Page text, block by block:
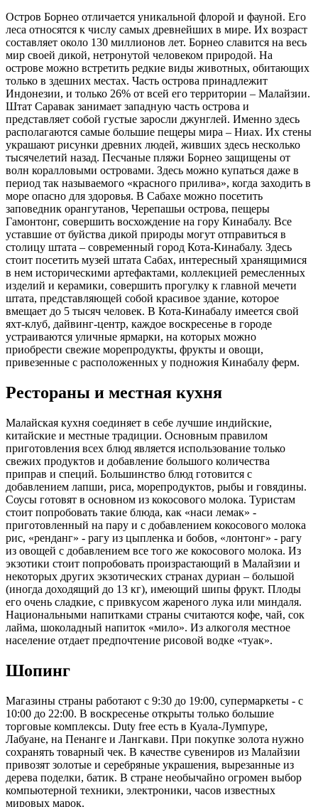
Остров Борнео отличается уникальной флорой и фауной. Его
леса относятся к числу самых древнейших в мире. Их возраст
составляет около 130 миллионов лет. Борнео славится на весь
мир своей дикой, нетронутой человеком природой. На
острове можно встретить редкие виды животных, обитающих
только в здешних местах. Часть острова принадлежит
Индонезии, и только 26% от всей его территории – Малайзии.
Штат Саравак занимает западную часть острова и
представляет собой густые заросли джунглей. Именно здесь
располагаются самые большие пещеры мира – Ниах. Их стены
украшают рисунки древних людей, живших здесь несколько
тысячелетий назад. Песчаные пляжи Борнео защищены от
волн коралловыми островами. Здесь можно купаться даже в
период так называемого «красного прилива», когда заходить в
море опасно для здоровья. В Сабахе можно посетить
заповедник орангутанов, Черепашьи острова, пещеры
Гамонтонг, совершить восхождение на гору Кинабалу. Все
уставшие от буйства дикой природы могут отправиться в
столицу штата – современный город Кота-Кинабалу. Здесь
стоит посетить музей штата Сабах, интересный хранящимися
в нем историческими артефактами, коллекцией ремесленных
изделий и керамики, совершить прогулку к главной мечети
штата, представляющей собой красивое здание, которое
вмещает до 5 тысяч человек. В Кота-Кинабалу имеется свой
яхт-клуб, дайвинг-центр, каждое воскресенье в городе
устраиваются уличные ярмарки, на которых можно
приобрести свежие морепродукты, фрукты и овощи,
привезенные с расположенных у подножия Кинабалу ферм.
Рестораны и местная кухня
Малайская кухня соединяет в себе лучшие индийские,
китайские и местные традиции. Основным правилом
приготовления всех блюд является использование только
свежих продуктов и добавление большого количества
приправ и специй. Большинство блюд готовится с
добавлением лапши, риса, морепродуктов, рыбы и говядины.
Соусы готовят в основном из кокосового молока. Туристам
стоит попробовать такие блюда, как «наси лемак» -
приготовленный на пару и с добавлением кокосового молока
рис, «ренданг» - рагу из цыпленка и бобов, «лонтонг» - рагу
из овощей с добавлением все того же кокосового молока. Из
экзотики стоит попробовать произрастающий в Малайзии и
некоторых других экзотических странах дуриан – большой
(иногда доходящий до 13 кг), имеющий шипы фрукт. Плоды
его очень сладкие, с привкусом жареного лука или миндаля.
Национальными напитками страны считаются кофе, чай, сок
лайма, шоколадный напиток «мило». Из алкоголя местное
население отдает предпочтение рисовой водке «туак».
Шопинг
Магазины страны работают с 9:30 до 19:00, супермаркеты - с
10:00 до 22:00. В воскресенье открыты только большие
торговые комплексы. Duty free есть в Куала-Лумпуре,
Лабуане, на Пенанге и Лангкави. При покупке золота нужно
сохранять товарный чек. В качестве сувениров из Малайзии
привозят золотые и серебряные украшения, вырезанные из
дерева поделки, батик. В стране необычайно огромен выбор
компьютерной техники, электроники, часов известных
мировых марок.